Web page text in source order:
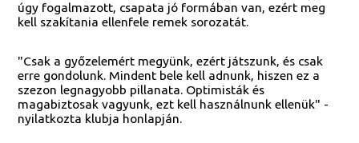
úgy fogalmazott, csapata jó formában van, ezért meg
kell szakítania ellenfele remek sorozatát.
"Csak a győzelemért megyünk, ezért játszunk, és csak
erre gondolunk. Mindent bele kell adnunk, hiszen ez a
szezon legnagyobb pillanata. Optimisták és
magabiztosak vagyunk, ezt kell használnunk ellenük" -
nyilatkozta klubja honlapján.